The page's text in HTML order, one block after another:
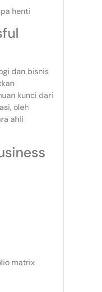
henti
dan bisnis
kunci dari
oleh
ahli
matrix